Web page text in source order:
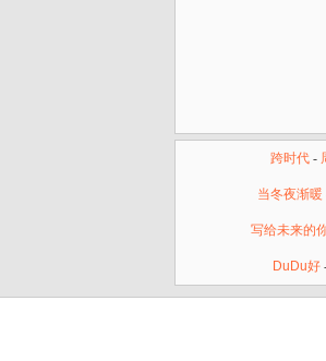
跨时代-
当冬夜渐暖
写给未来的
DuDu好